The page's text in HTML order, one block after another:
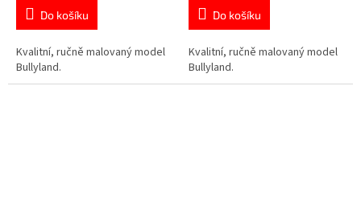
5,0
5
hvězdiček.
Do košíku
Kvalitní, ručně malovaný model
Bullyland.
5,0
5
hvězdiček.
Do košíku
Kvalitní, ručně malovaný model
Bullyland.